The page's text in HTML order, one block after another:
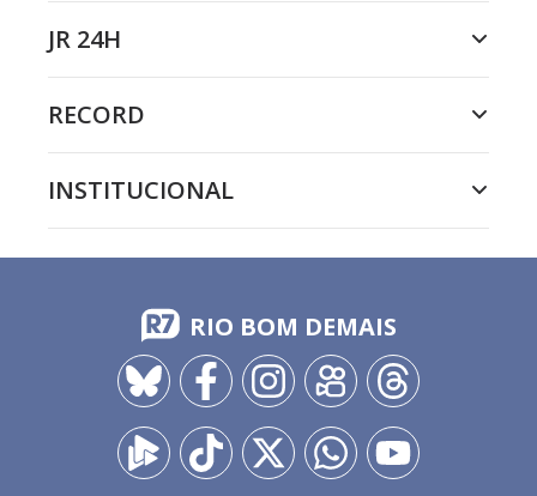
JR 24H
RECORD
INSTITUCIONAL
RIO BOM DEMAIS